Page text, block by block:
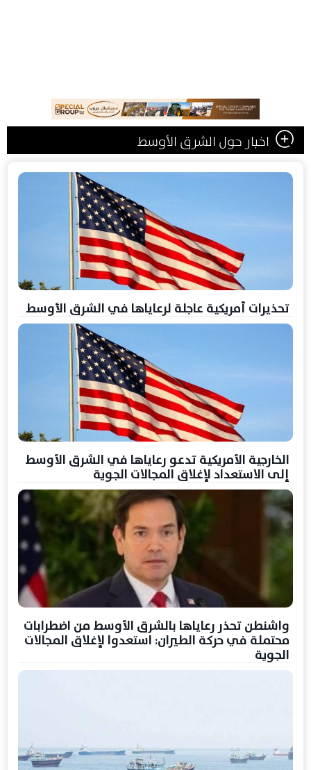
اخبار حول الشرق الأوسط
تحذيرات أمريكية عاجلة لرعاياها في الشرق الأوسط
الخارجية الأمريكية تدعو رعاياها في الشرق الأوسط
إلى الاستعداد لإغلاق المجالات الجوية
واشنطن تحذر رعاياها بالشرق الأوسط من اضطرابات
محتملة في حركة الطيران: استعدوا لإغلاق المجالات
الجوية